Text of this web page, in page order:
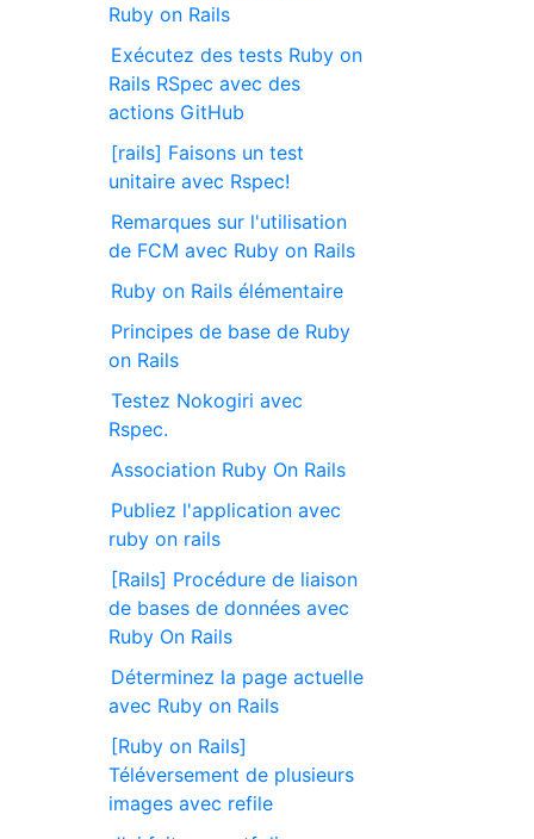
Ruby on Rails
Exécutez des tests Ruby on
Rails RSpec avec des
actions GitHub
[rails] Faisons un test
unitaire avec Rspec!
Remarques sur l'utilisation
de FCM avec Ruby on Rails
Ruby on Rails élémentaire
Principes de base de Ruby
on Rails
Testez Nokogiri avec
Rspec.
Association Ruby On Rails
Publiez l'application avec
ruby on rails
[Rails] Procédure de liaison
de bases de données avec
Ruby On Rails
Déterminez la page actuelle
avec Ruby on Rails
[Ruby on Rails]
Téléversement de plusieurs
images avec refile